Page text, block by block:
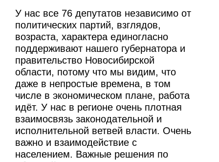
У нас все 76 депутатов независимо от
политических партий, взглядов,
возраста, характера единогласно
поддерживают нашего губернатора и
правительство Новосибирской
области, потому что мы видим, что
даже в непростые времена, в том
числе в экономическом плане, работа
идёт. У нас в регионе очень плотная
взаимосвязь законодательной и
исполнительной ветвей власти. Очень
важно и взаимодействие с
населением. Важные решения по